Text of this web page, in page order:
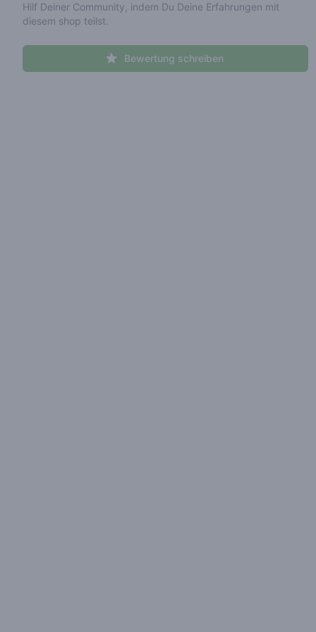
Hilf Deiner Community, indem Du Deine Erfahrungen mit
diesem shop teilst.
Bewertung schreiben